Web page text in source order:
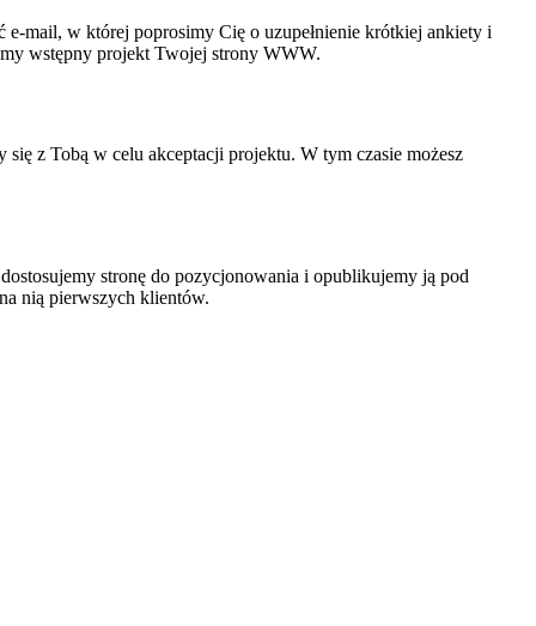
e-mail, w której poprosimy Cię o uzupełnienie krótkiej ankiety i
wstępny projekt Twojej strony WWW.
z Tobą w celu akceptacji projektu. W tym czasie możesz
stronę do pozycjonowania i opublikujemy ją pod
nią pierwszych klientów.